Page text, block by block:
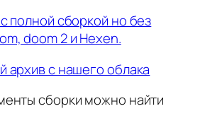
полной сборкой но без
doom 2 и Hexen.
архив с нашего облака
сборки можно найти